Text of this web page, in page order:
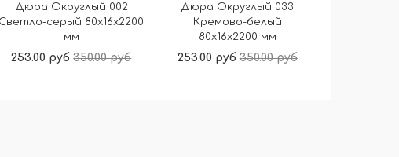
Дюра Округлый 002
Светло-серый 80x16x2200
мм
253.00 руб 350.00 руб
Дюра Округлый 033
Кремово-белый
80x16x2200 мм
253.00 руб 350.00 руб